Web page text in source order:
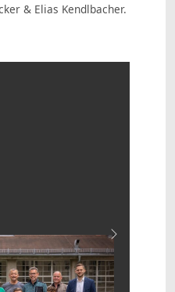
& Elias Kendlbacher.
Weiter